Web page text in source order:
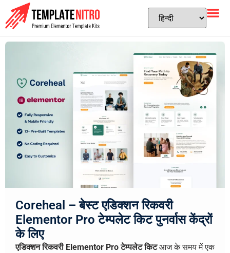
Coreheal – बेस्ट एडिक्शन रिकवरी
Elementor Pro टेम्पलेट किट पुनर्वास केंद्रों
के लिए
एडिक्शन रिकवरी Elementor Pro टेम्पलेट किटआज के समय में एक